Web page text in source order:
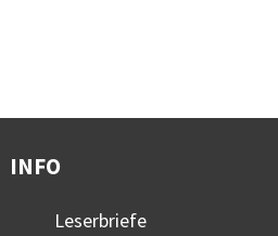
INFO
Leserbriefe